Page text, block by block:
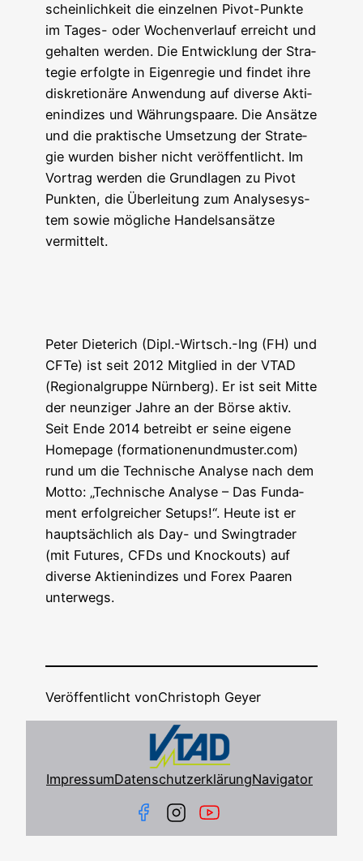
schein­lich­keit die ein­zel­nen Pivot-Punk­te
im Tages- oder Wochen­ver­lauf erreicht und
gehal­ten wer­den. Die Ent­wick­lung der Stra­
te­gie erfolg­te in Eigen­re­gie und fin­det ihre
dis­kre­tio­nä­re Anwen­dung auf diver­se Akti­
en­in­di­zes und Wäh­rungs­paa­re. Die Ansät­ze
und die prak­ti­sche Umset­zung der Stra­te­
gie wur­den bis­her nicht ver­öf­fent­licht. Im
Vor­trag wer­den die Grund­la­gen zu Pivot
Punk­ten, die Über­lei­tung zum Ana­ly­se­sys­
tem sowie mög­li­che Han­dels­an­sät­ze
vermittelt.
Peter Die­te­rich (Dipl.-Wirtsch.-Ing (FH) und
CFTe) ist seit 2012 Mit­glied in der VTAD
(Regio­nal­grup­pe Nürn­berg). Er ist seit Mit­te
der neun­zi­ger Jah­re an der Bör­se aktiv.
Seit Ende 2014 betreibt er sei­ne eige­ne
Home­page (formationenundmuster.com)
rund um die Tech­ni­sche Ana­ly­se nach dem
Mot­to: „Tech­ni­sche Ana­ly­se – Das Fun­da­
ment erfolg­rei­cher Set­ups!“. Heu­te ist er
haupt­säch­lich als Day- und Swing­trader
(mit Futures, CFDs und Knock­outs) auf
diver­se Akti­en­in­di­zes und Forex Paa­ren
unterwegs.
Veröffentlicht vonChristoph Geyer
ImpressumDatenschutzerklärungNavigator